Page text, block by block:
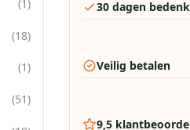
(1)
(18)
(1)
(51)
30 dagen
Veilig betalen
9,5